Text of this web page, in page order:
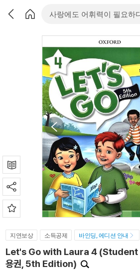
지연보상 소득공제 바인딩, 에디션 안내
Let's Go with Laura 4 (Student
용권, 5th Edition)